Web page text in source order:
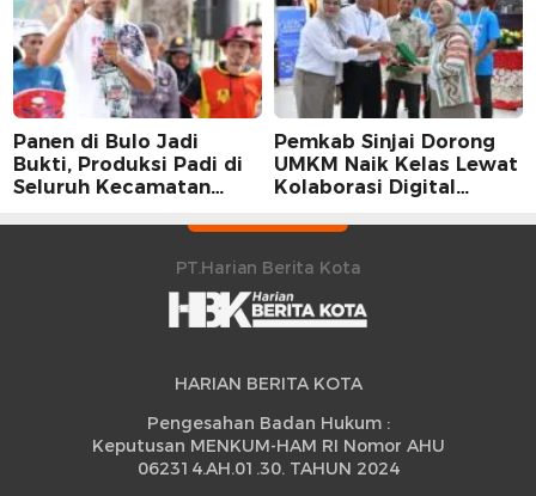
Panen di Bulo Jadi
Bukti, Produksi Padi di
Seluruh Kecamatan
Peningkatan
Pemkab Sinjai Dorong
UMKM Naik Kelas Lewat
Kolaborasi Digital
PT.Harian Berita Kota
HARIAN BERITA KOTA
Pengesahan Badan Hukum :
Keputusan MENKUM-HAM RI Nomor AHU
062314.AH.01.30. TAHUN 2024